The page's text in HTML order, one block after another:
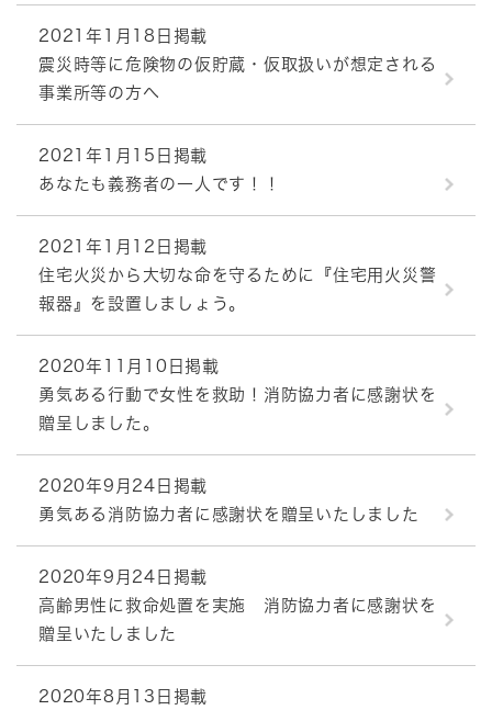
2021年1月18日掲載
震災時等に危険物の仮貯蔵・仮取扱いが想定される
事業所等の方へ
2021年1月15日掲載
あなたも義務者の一人です！！
2021年1月12日掲載
住宅火災から大切な命を守るために『住宅用火災警
報器』を設置しましょう。
2020年11月10日掲載
勇気ある行動で女性を救助！消防協力者に感謝状を
贈呈しました。
2020年9月24日掲載
勇気ある消防協力者に感謝状を贈呈いたしました
2020年9月24日掲載
高齢男性に救命処置を実施 消防協力者に感謝状を
贈呈いたしました
2020年8月13日掲載